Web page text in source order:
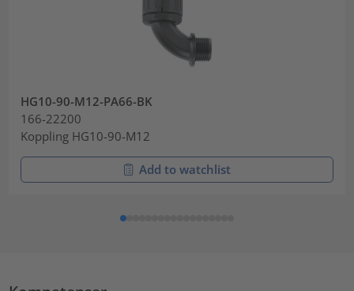
HG10-90-M12-PA66-BK
166-22200
Koppling HG10-90-M12
Add to watchlist